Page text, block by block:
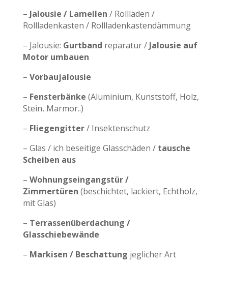
– Jalousie / Lamellen / Rollläden /
Rollladenkasten / Rollladenkastendämmung
– Jalousie: Gurtband reparatur / Jalousie auf
Motor umbauen
– Vorbaujalousie
– Fensterbänke (Aluminium, Kunststoff, Holz,
Stein, Marmor..)
– Fliegengitter/ Insektenschutz
– Glas / ich beseitige Glasschäden / tausche
Scheiben aus
– Wohnungseingangstür /
Zimmertüren (beschichtet, lackiert, Echtholz,
mit Glas)
– Terrassenüberdachung /
Glasschiebewände
– Markisen / Beschattung jeglicher Art